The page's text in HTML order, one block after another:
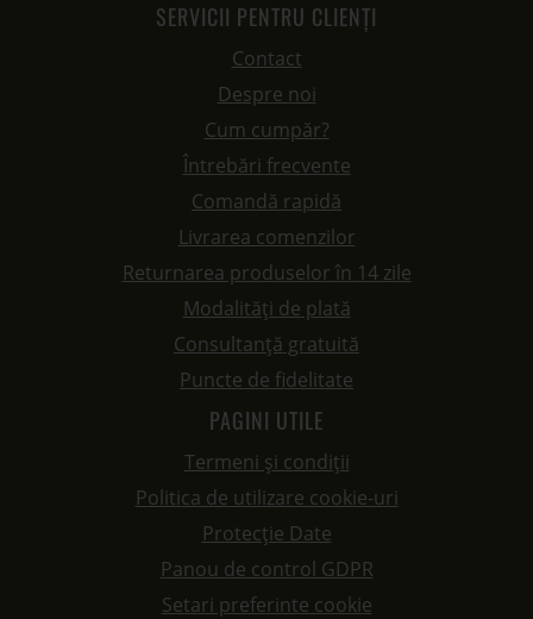
SERVICII PENTRU CLIENȚI
Contact
Despre noi
Cum cumpăr?
Întrebări frecvente
Comandă rapidă
Livrarea comenzilor
Returnarea produselor în 14 zile
Modalități de plată
Consultanță gratuită
Puncte de fidelitate
PAGINI UTILE
Termeni și condiții
Politica de utilizare cookie-uri
Protecție Date
Panou de control GDPR
Setari preferinte cookie